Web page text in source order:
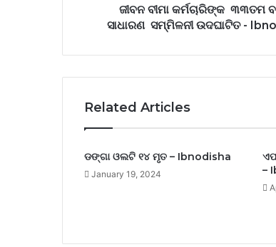
ଜୀବନ ବୀମା କର୍ମଚାରିଙ୍କ ୩୩ତମ
ସାଧାରଣ ସମ୍ମିଳନୀ ଉଦଘାଟିତ -
Related Articles
ଡଙ୍ଗା ଓଲଟି ୧୪ ମୃତ – Ibnodisha
January 19, 2024
–